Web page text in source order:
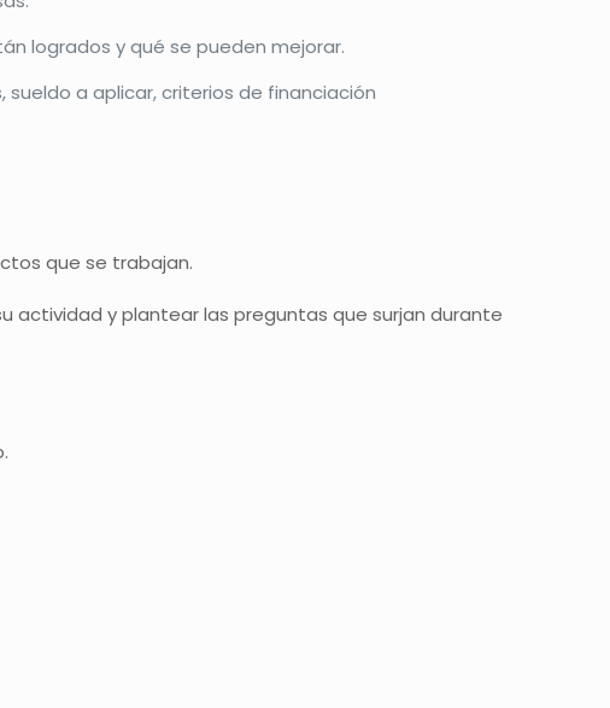
logrados y qué se pueden mejorar.
a aplicar, criterios de financiación
que se trabajan.
actividad y plantear las preguntas que surjan durante